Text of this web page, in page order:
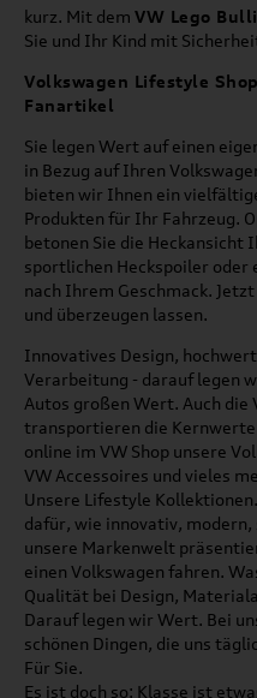
kurz. Mit dem VW Lego Bulli
Sie und Ihr Kind mit
Volkswagen Lifestyle
Fanartikel
Sie legen Wert auf einen
in Bezug auf Ihren
bieten wir Ihnen ein
Produkten für Ihr Fahrzeug.
betonen Sie die Heckansicht
sportlichen Heckspoiler oder
nach Ihrem Geschmack.
und überzeugen lassen.
Innovatives Design,
Verarbeitung - darauf legen
Autos großen Wert. Auch die
transportieren die Kernwerte
online im VW Shop unsere
VW Accessoires und vieles
Unsere Lifestyle
dafür, wie innovativ,
unsere Markenwelt
einen Volkswagen fahren.
Qualität bei Design,
Darauf legen wir Wert. Bei
schönen Dingen, die uns
Für Sie.
Es ist doch so: Klasse ist